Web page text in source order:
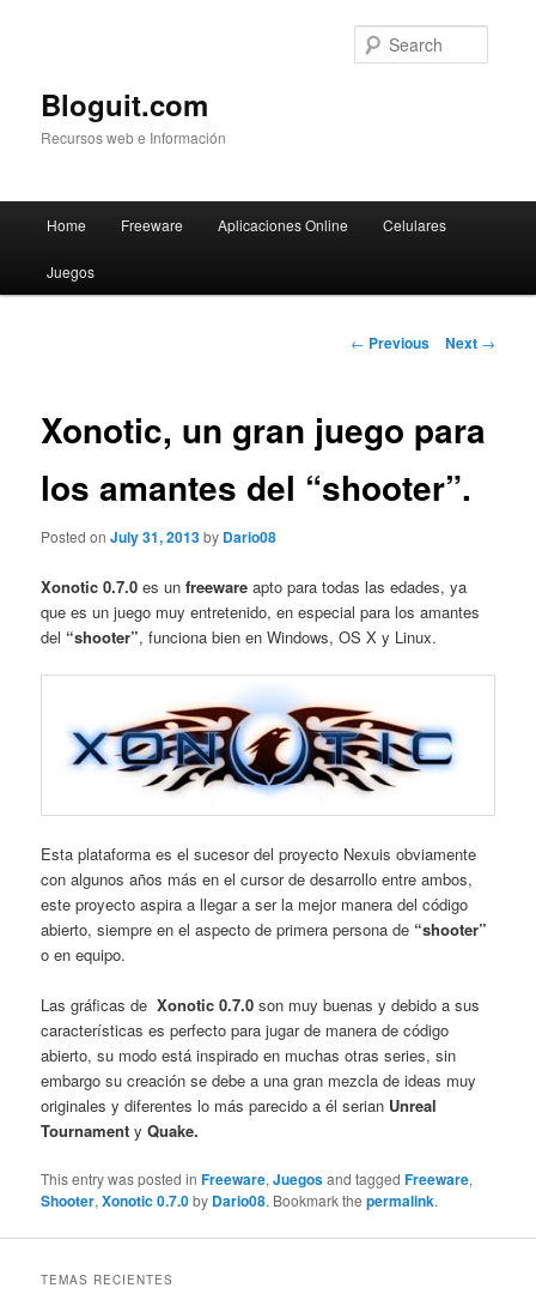
Bloguit.com
Recursos web e Información
Skip
to
Home Freeware Aplicaciones Online Celulares
Juegos
Post
← Previous Next →
Xonotic, un gran juego para
los amantes del “shooter”.
Posted onJuly 31, 2013by Dario08
Xonotic 0.7.0 es unfreeware apto para todas las edades, ya
que es un juego muy entretenido, en especial para los amantes
del “shooter”, funciona bien en Windows, OS X y Linux.
Esta plataforma es el sucesor del proyecto Nexuis obviamente
con algunos años más en el cursor de desarrollo entre ambos,
este proyecto aspira a llegar a ser la mejor manera del código
abierto, siempre en el aspecto de primera persona de “shooter”
o en equipo.
Las gráficas deXonotic 0.7.0 son muy buenas y debido a sus
características es perfecto para jugar de manera de código
abierto, su modo está inspirado en muchas otras series, sin
embargo su creación se debe a una gran mezcla de ideas muy
originales y diferentes lo más parecido a él serian Unreal
Tournamenty Quake.
This entry was posted inFreeware,Juegosand taggedFreeware,
Shooter,Xonotic 0.7.0by Dario08. Bookmark thepermalink.
TEMAS RECIENTES